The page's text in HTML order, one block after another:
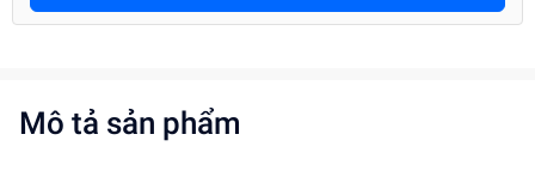
Mô tả sản phẩm